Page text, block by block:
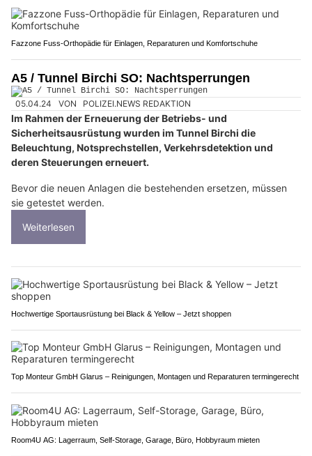
Fazzone Fuss-Orthopädie für Einlagen, Reparaturen und Komfortschuhe
A5 / Tunnel Birchi SO: Nachtsperrungen
05.04.24 VON POLIZEI.NEWS REDAKTION
Im Rahmen der Erneuerung der Betriebs- und
Sicherheitsausrüstung wurden im Tunnel Birchi die
Beleuchtung, Notsprechstellen, Verkehrsdetektion und
deren Steuerungen erneuert.
Bevor die neuen Anlagen die bestehenden ersetzen, müssen
sie getestet werden.
Weiterlesen
Hochwertige Sportausrüstung bei Black & Yellow – Jetzt shoppen
Top Monteur GmbH Glarus – Reinigungen, Montagen und Reparaturen termingerecht
Room4U AG: Lagerraum, Self-Storage, Garage, Büro, Hobbyraum mieten